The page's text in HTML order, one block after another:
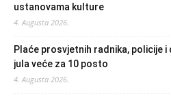
ustanovama kulture
4. Augusta 2026.
Plaće prosvjetnih radnika, policije
jula veće za 10 posto
4. Augusta 2026.